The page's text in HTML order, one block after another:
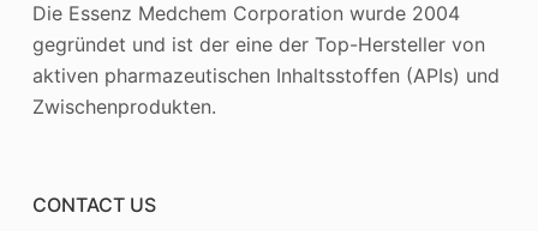
Die Essenz Medchem Corporation wurde 2004
gegründet und ist der eine der Top-Hersteller von
aktiven pharmazeutischen Inhaltsstoffen (APIs) und
Zwischenprodukten.
CONTACT US